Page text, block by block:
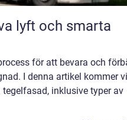
lyft och smarta
för att bevara och
I denna artikel kommer
inklusive typer av